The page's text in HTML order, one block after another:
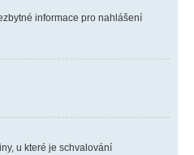
informace pro nahlášení
u které je schvalování